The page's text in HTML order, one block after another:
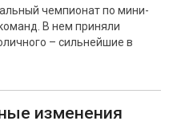
чемпионат по мини-
В нем приняли
– сильнейшие в
изменения